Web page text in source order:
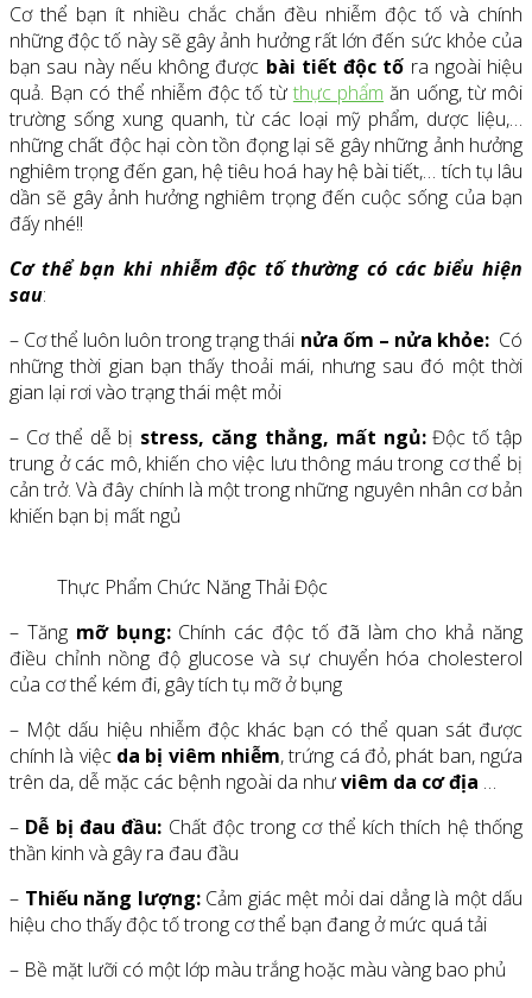
Cơ thể bạn ít nhiều chắc chắn đều nhiễm độc tố và chính
những độc tố này sẽ gây ảnh hưởng rất lớn đến sức khỏe của
bạn sau này nếu không được bài tiết độc tố ra ngoài hiệu
quả. Bạn có thể nhiễm độc tố từ thực phẩm ăn uống, từ môi
trường sống xung quanh, từ các loại mỹ phẩm, dược liệu,…
những chất độc hại còn tồn đọng lại sẽ gây những ảnh hưởng
nghiêm trọng đến gan, hệ tiêu hoá hay hệ bài tiết,… tích tụ lâu
dần sẽ gây ảnh hưởng nghiêm trọng đến cuộc sống của bạn
đấy nhé!!
Cơ thể bạn khi nhiễm độc tố thường có các biểu hiện
sau:
– Cơ thể luôn luôn trong trạng thái nửa ốm – nửa khỏe: Có
những thời gian bạn thấy thoải mái, nhưng sau đó một thời
gian lại rơi vào trạng thái mệt mỏi
– Cơ thể dễ bị stress, căng thẳng, mất ngủ:Độc tố tập
trung ở các mô, khiến cho việc lưu thông máu trong cơ thể bị
cản trở. Và đây chính là một trong những nguyên nhân cơ bản
khiến bạn bị mất ngủ
Thực Phẩm Chức Năng Thải Độc
– Tăng mỡ bụng:Chính các độc tố đã làm cho khả năng
điều chỉnh nồng độ glucose và sự chuyển hóa cholesterol
của cơ thể kém đi, gây tích tụ mỡ ở bụng
– Một dấu hiệu nhiễm độc khác bạn có thể quan sát được
chính là việc da bị viêm nhiễm, trứng cá đỏ, phát ban, ngứa
trên da, dễ mặc các bệnh ngoài da nhưviêm da cơ địa …
– Dễ bị đau đầu: Chất độc trong cơ thể kích thích hệ thống
thần kinh và gây ra đau đầu
– Thiếu năng lượng:Cảm giác mệt mỏi dai dẳng là một dấu
hiệu cho thấy độc tố trong cơ thể bạn đang ở mức quá tải
– Bề mặt lưỡi có một lớp màu trắng hoặc màu vàng bao phủ